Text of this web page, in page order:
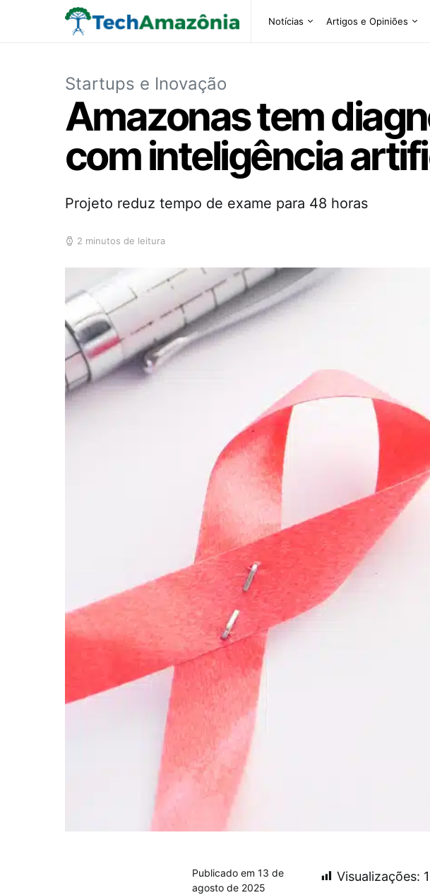
Notícias Artigos e Opiniões
Startups e Inovação
Amazonas tem
com inteligência
Projeto reduz tempo de exame para 48 horas
2 minutos de leitura
Publicado em 13 de
agosto de 2025
Visualizações: